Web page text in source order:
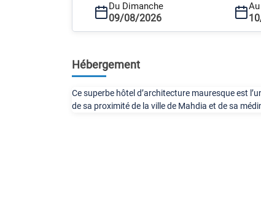
Du Dimanche
09/08/2026
Hébergement
Ce superbe hôtel d’architecture mauresque est
de sa proximité de la ville de Mahdia et de sa